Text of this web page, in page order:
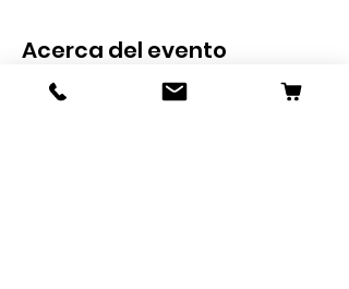
Acerca del evento
PROPÓSITO